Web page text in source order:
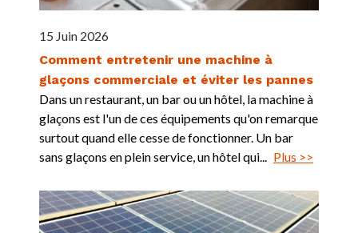
15 Juin 2026
Comment entretenir une machine à
glaçons commerciale et éviter les pannes
Dans un restaurant, un bar ou un hôtel, la machine à
glaçons est l'un de ces équipements qu'on remarque
surtout quand elle cesse de fonctionner. Un bar
sans glaçons en plein service, un hôtel qui... Plus >>